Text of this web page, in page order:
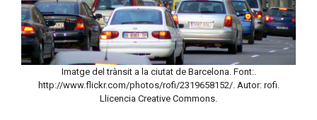
Imatge del trànsit a la ciutat de Barcelona. Font:.
http://www.flickr.com/photos/rofi/2319658152/. Autor: rofi.
Llicencia Creative Commons.